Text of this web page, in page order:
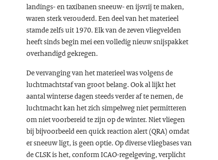
landings- en taxibanen sneeuw- en ijsvrij te maken,
waren sterk verouderd. Een deel van het materieel
stamde zelfs uit 1970. Elk van de zeven vliegvelden
heeft sinds begin mei een volledig nieuw snijspakket
overhandigd gekregen.
De vervanging van het materieel was volgens de
luchtmachtstaf van groot belang. Ook al lijkt het
aantal winterse dagen steeds verder af te nemen, de
luchtmacht kan het zich simpelweg niet permitteren
om niet voorbereid te zijn op de winter. Niet vliegen
bij bijvoorbeeld een quick reaction alert (QRA) omdat
er sneeuw ligt, is geen optie. Op diverse vliegbases van
de CLSK is het, conform ICAO-regelgeving, verplicht